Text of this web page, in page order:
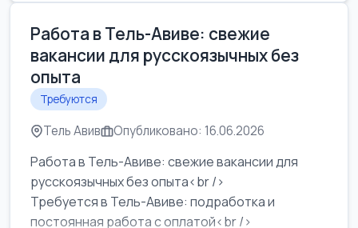
Работа в Тель-Авиве: свежие
вакансии для русскоязычных без
опыта
Требуются
Тель Авив Опубликовано: 16.06.2026
Работа в Тель-Авиве: свежие вакансии для
русскоязычных без опыта<br />
Требуется в Тель-Авиве: подработка и
постоянная работа с оплатой<br />